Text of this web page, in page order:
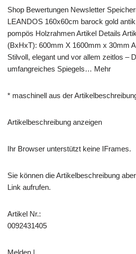
Shop Bewertungen Newsletter
LEANDOS 160x60cm barock gold
pompös Holzrahmen Artikel Details
(BxHxT): 600mm X 1600mm x 30mm
Stilvoll, elegant und vor allem zeitlos –
umfangreiches Spiegels… Mehr
* maschinell aus der
Artikelbeschreibung anzeigen
Ihr Browser unterstützt keine IFrames.
Sie können die Artikelbeschreibung
Link aufrufen.
Artikel Nr.:
0092431405
Melden |